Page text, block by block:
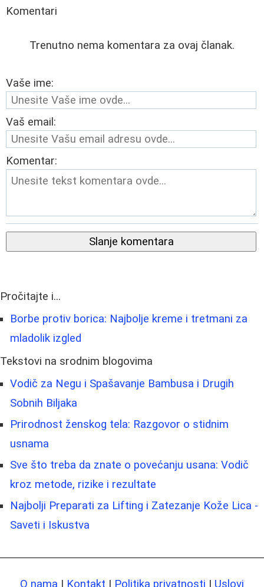
Komentari
Trenutno nema komentara za ovaj članak.
Vaše ime:
Vaš email:
Komentar:
Slanje komentara
Pročitajte i...
Borbe protiv borica: Najbolje kreme i tretmani za
mladolik izgled
Tekstovi na srodnim blogovima
Vodič za Negu i Spašavanje Bambusa i Drugih
Sobnih Biljaka
Prirodnost ženskog tela: Razgovor o stidnim
usnama
Sve što treba da znate o povećanju usana: Vodič
kroz metode, rizike i rezultate
Najbolji Preparati za Lifting i Zatezanje Kože Lica -
Saveti i Iskustva
O nama | Kontakt | Politika privatnosti | Uslovi